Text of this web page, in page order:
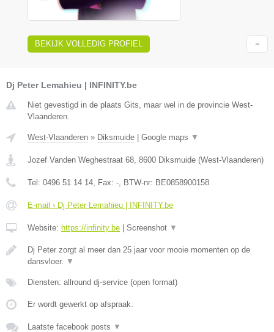
BEKIJK VOLLEDIG PROFIEL
Dj Peter Lemahieu | INFINITY.be
Niet gevestigd in de plaats Gits, maar wel in de provincie West-
Vlaanderen.
West-Vlaanderen » Diksmuide Google maps ▼
Jozef Vanden Weghestraat 68, 8600 Diksmuide (West-Vlaanderen)
Tel: 0496 51 14 14, Fax: -, BTW-nr: BE0858900158
E-mail › Dj Peter Lemahieu | INFINITY.be
Website: https://infinity.be Screenshot ▼
Dj Peter zorgt al meer dan 25 jaar voor mooie momenten op de
dansvloer. ▼
Diensten: allround dj-service (open format)
Er wordt gewerkt op afspraak.
Laatste facebook posts ▼